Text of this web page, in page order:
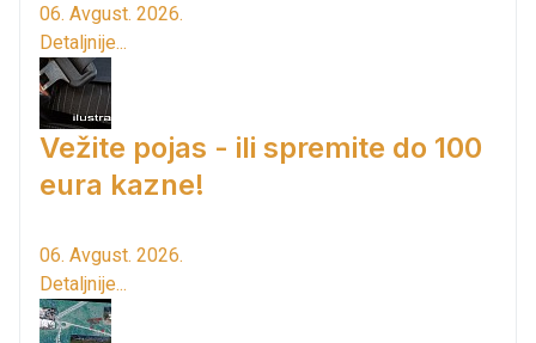
06. Avgust. 2026.
Detaljnije...
Vežite pojas - ili spremite do 100
eura kazne!
06. Avgust. 2026.
Detaljnije...